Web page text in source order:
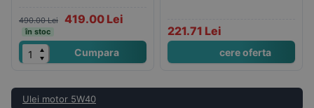
490.00 Lei 419.00 Lei
în stoc
Cumpara
221.71 Lei
cere oferta
Ulei motor 5W40